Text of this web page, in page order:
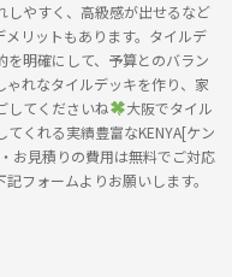
しやすく、高級感が出せるなど
リットもあります。タイルデ
を明確にして、予算とのバラン
ゃれなタイルデッキを作り、家
してくださいね
大阪でタイル
くれる実績豊富なKENYA[ケン
お見積りの費用は無料でご対応
フォームよりお願いします。